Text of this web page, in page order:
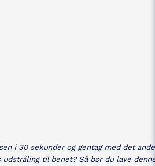
i 30 sekunder og gentag med det andet
til benet? Så bør du lave